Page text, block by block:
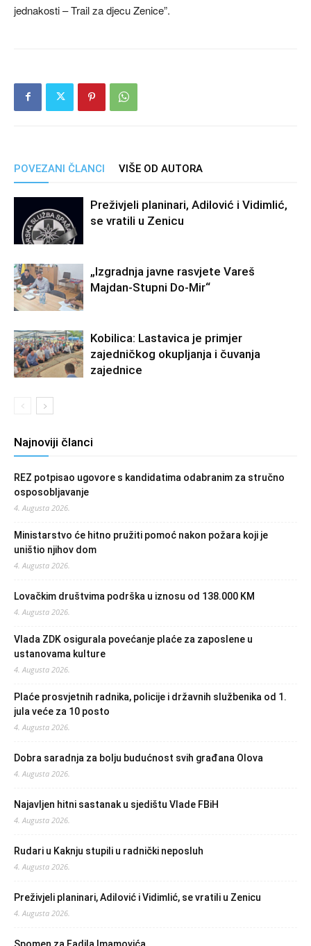
jednakosti – Trail za djecu Zenice”.
POVEZANI ČLANCI VIŠE OD AUTORA
Preživjeli planinari, Adilović i Vidimlić,
se vratili u Zenicu
„Izgradnja javne rasvjete Vareš
Majdan-Stupni Do-Mir“
Kobilica: Lastavica je primjer
zajedničkog okupljanja i čuvanja
zajednice
Najnoviji članci
REZ potpisao ugovore s kandidatima odabranim za stručno
osposobljavanje
4. Augusta 2026.
Ministarstvo će hitno pružiti pomoć nakon požara koji je
uništio njihov dom
4. Augusta 2026.
Lovačkim društvima podrška u iznosu od 138.000 KM
4. Augusta 2026.
Vlada ZDK osigurala povećanje plaće za zaposlene u
ustanovama kulture
4. Augusta 2026.
Plaće prosvjetnih radnika, policije i državnih službenika od 1.
jula veće za 10 posto
4. Augusta 2026.
Dobra saradnja za bolju budućnost svih građana Olova
4. Augusta 2026.
Najavljen hitni sastanak u sjedištu Vlade FBiH
4. Augusta 2026.
Rudari u Kaknju stupili u radnički neposluh
4. Augusta 2026.
Preživjeli planinari, Adilović i Vidimlić, se vratili u Zenicu
4. Augusta 2026.
Spomen za Fadila Imamovića